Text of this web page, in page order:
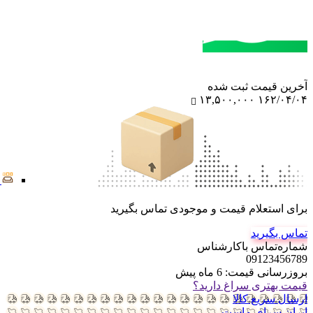
آخرین‌ قیمت ثبت‌ شده
۱۶۲/۰۴/۰۴ ۱۳,۵۰۰,۰۰۰
برای استعلام قیمت و موجودی تماس بگیرید
تماس بگیرید
شماره‌تماس‌ با‌کارشناس
09123456789
بروزرسانی قیمت: 6 ماه پیش
قیمت بهتری سراغ دارید؟
ارسال سریع کالا